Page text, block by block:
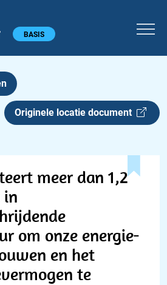
BASIS
Originele locatie document
meer dan 1,2
in
om onze energie-
en het
te